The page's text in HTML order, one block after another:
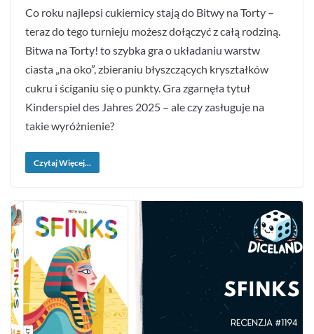
Co roku najlepsi cukiernicy stają do Bitwy na Torty –
teraz do tego turnieju możesz dołączyć z całą rodziną.
Bitwa na Torty! to szybka gra o układaniu warstw
ciasta „na oko”, zbieraniu błyszczących kryształków
cukru i ściganiu się o punkty. Gra zgarnęła tytuł
Kinderspiel des Jahres 2025 – ale czy zasługuje na
takie wyróżnienie?
Czytaj Więcej...